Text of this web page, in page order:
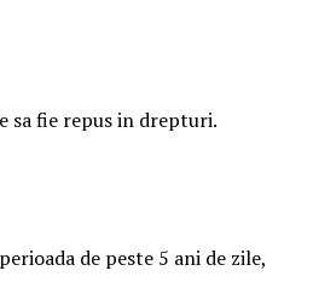
sa fie repus in drepturi.
de peste 5 ani de zile,